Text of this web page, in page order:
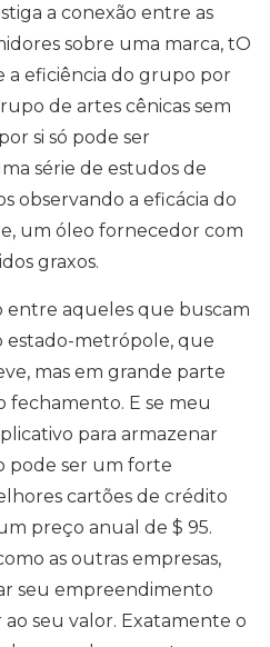
a conexão entre as
sobre uma marca, tO
eficiência do grupo por
de artes cênicas sem
si só pode ser
série de estudos de
observando a eficácia do
um óleo fornecedor com
graxos.
entre aqueles que buscam
metrópole, que
mas em grande parte
fechamento. E se meu
para armazenar
pode ser um forte
cartões de crédito
preço anual de $ 95.
as outras empresas,
seu empreendimento
seu valor. Exatamente o